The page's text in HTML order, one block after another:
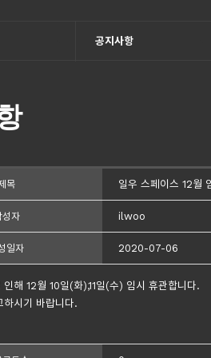
공지사항
목 일우 스페이스 12월
성자 ilwoo
일자 2020-07-06
인해 12월 10일(화),11일(수) 임시 휴관합니다.
하시기 바랍니다.